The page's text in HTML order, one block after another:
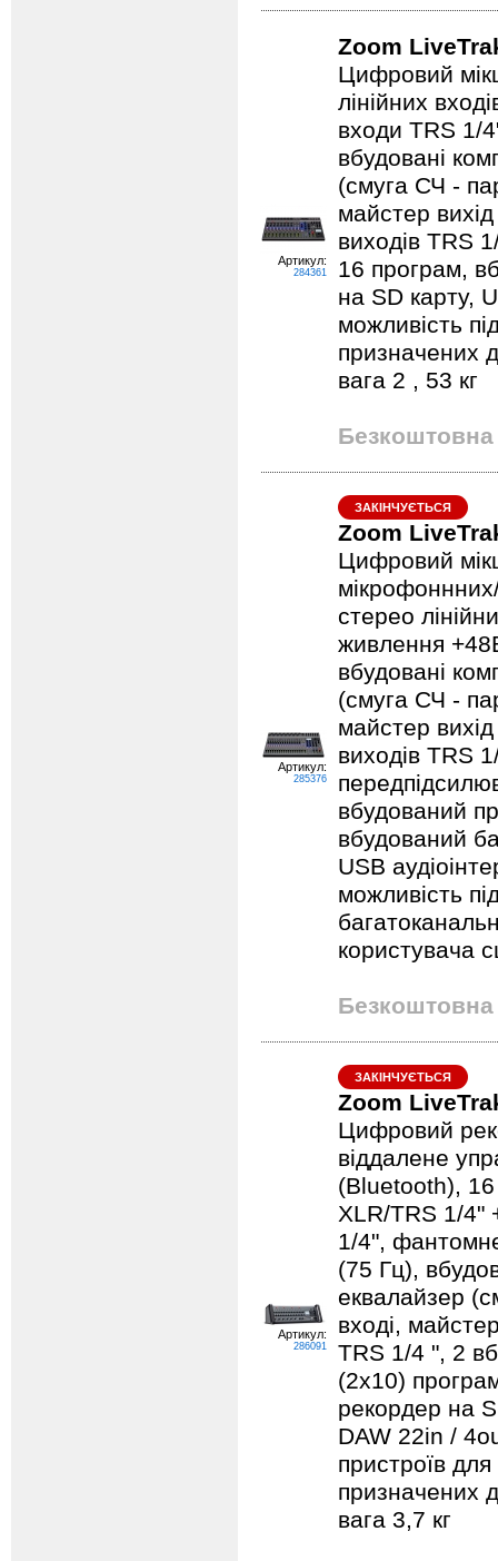
Артикул:
284361
Zoom
Цифровий
лінійних
входи TRS 1/
вбудовані
(смуга СЧ -
майстер
виходів TRS
16 програм,
на SD карту,
можливість
призначених
вага 2 , 53 кг
Безкоштовна
Артикул:
285376
ЗАКІНЧУЄТЬСЯ
Zoom
Цифровий
стерео
живлення
вбудовані
(смуга СЧ -
майстер
виходів TRS
вбудований
вбудований
USB
можливість
користувача
Безкоштовна
Артикул:
286091
ЗАКІНЧУЄТЬСЯ
Zoom
Цифровий
віддалене
(Bluetooth), 16
XLR/TRS 1/4"
1/4",
(75 Гц),
еквалайзер
вході,
TRS 1/4 ", 2
(2х10)
рекордер на
DAW 22in /
пристроїв
призначених
вага 3,7 кг